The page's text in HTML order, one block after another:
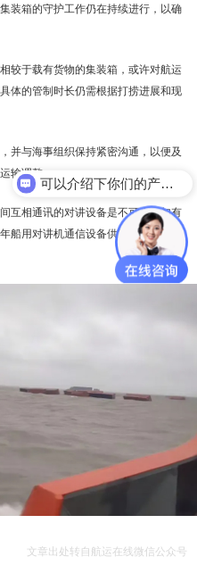
装箱的守护工作仍在持续进行，以确
较于载有货物的集装箱，或许对航运
体的管制时长仍需根据打捞进展和现
并与海事组织保持紧密沟通，以便及
输调整。
互相通讯的对讲设备是不可少，如有
船用对讲机通信设备供应经验，根据
文章出处转自航运在线微信公众号
可以介绍下你们的产品么？